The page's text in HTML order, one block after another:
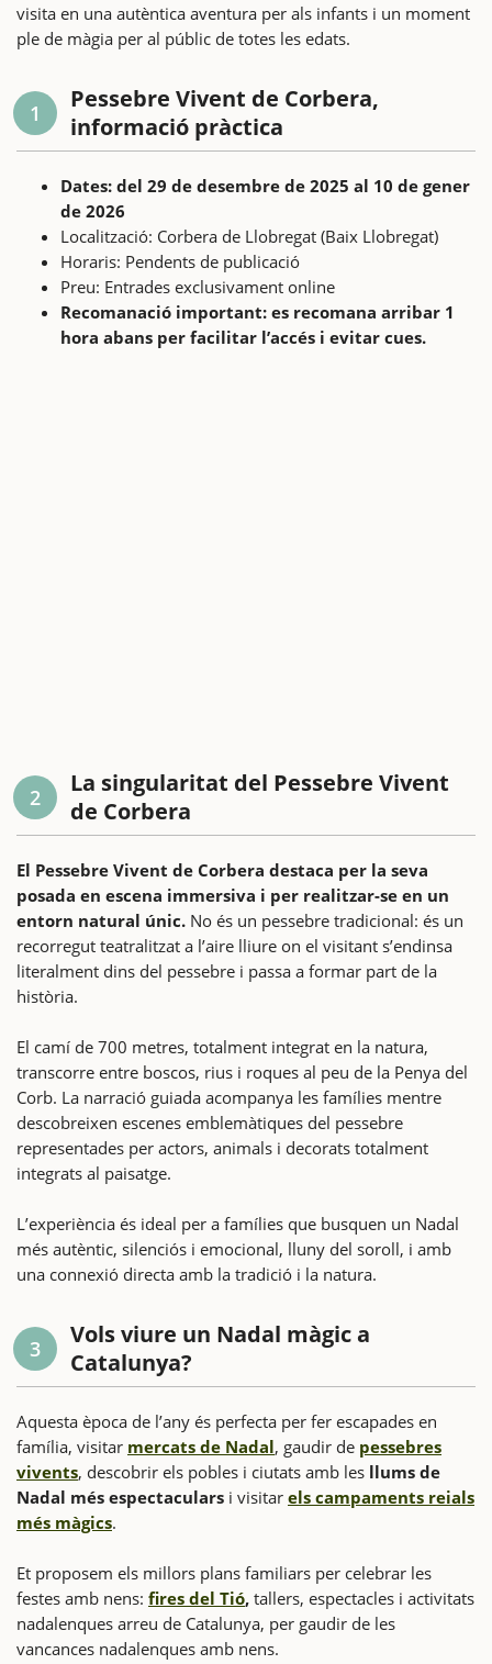
visita en una autèntica aventura per als infants i un moment
ple de màgia per al públic de totes les edats.
1
Pessebre Vivent de Corbera,
informació pràctica
Dates: del 29 de desembre de 2025 al 10 de gener
de 2026
Localització: Corbera de Llobregat (Baix Llobregat)
Horaris: Pendents de publicació
Preu: Entrades exclusivament online
Recomanació important: es recomana arribar 1
hora abans per facilitar l’accés i evitar cues.
2
La singularitat del Pessebre Vivent
de Corbera
El Pessebre Vivent de Corbera destaca per la seva
posada en escena immersiva i per realitzar-se en un
entorn natural únic. No és un pessebre tradicional: és un
recorregut teatralitzat a l’aire lliure on el visitant s’endinsa
literalment dins del pessebre i passa a formar part de la
història.
El camí de 700 metres, totalment integrat en la natura,
transcorre entre boscos, rius i roques al peu de la Penya del
Corb. La narració guiada acompanya les famílies mentre
descobreixen escenes emblemàtiques del pessebre
representades per actors, animals i decorats totalment
integrats al paisatge.
L’experiència és ideal per a famílies que busquen un Nadal
més autèntic, silenciós i emocional, lluny del soroll, i amb
una connexió directa amb la tradició i la natura.
3
Vols viure un Nadal màgic a
Catalunya?
Aquesta època de l’any és perfecta per fer escapades en
família, visitar mercats de Nadal, gaudir de pessebres
vivents, descobrir els pobles i ciutats amb les llums de
Nadal més espectaculars i visitar els campaments reials
més màgics.
Et proposem els millors plans familiars per celebrar les
festes amb nens: fires del Tió, tallers, espectacles i activitats
nadalenques arreu de Catalunya, per gaudir de les
vancances nadalenques amb nens.